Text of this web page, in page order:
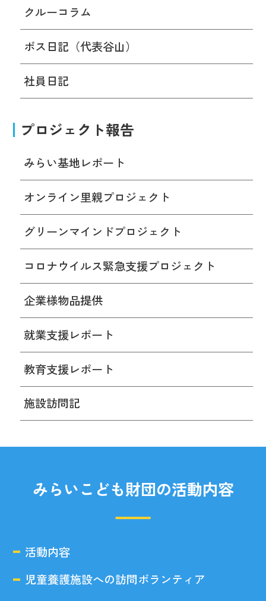
クルーコラム
ボス日記（代表谷山）
社員日記
プロジェクト報告
みらい基地レポート
オンライン里親プロジェクト
グリーンマインドプロジェクト
コロナウイルス緊急支援プロジェクト
企業様物品提供
就業支援レポート
教育支援レポート
施設訪問記
みらいこども財団の活動内容
活動内容
児童養護施設への訪問ボランティア